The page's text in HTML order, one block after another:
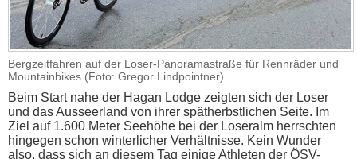
Bergzeitfahren auf der Loser-Panoramastraße für Rennräder und
Mountainbikes (Foto: Gregor Lindpointner)
Beim Start nahe der Hagan Lodge zeigten sich der Loser
und das Ausseerland von ihrer spätherbstlichen Seite. Im
Ziel auf 1.600 Meter Seehöhe bei der Loseralm herrschten
hingegen schon winterlicher Verhältnisse. Kein Wunder
also, dass sich an diesem Tag einige Athleten der ÖSV-